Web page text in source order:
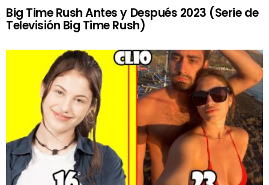
Big Time Rush Antes y Después 2023 (Serie de
Televisión Big Time Rush)